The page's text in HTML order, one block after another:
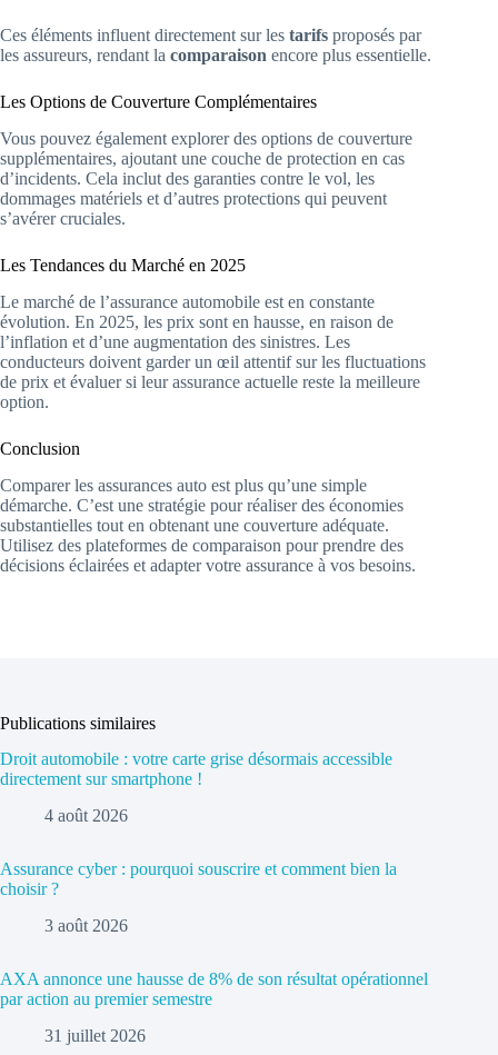
Ces éléments influent directement sur les tarifs proposés par
les assureurs, rendant la comparaison encore plus essentielle.
Les Options de Couverture Complémentaires
Vous pouvez également explorer des options de couverture
supplémentaires, ajoutant une couche de protection en cas
d’incidents. Cela inclut des garanties contre le vol, les
dommages matériels et d’autres protections qui peuvent
s’avérer cruciales.
Les Tendances du Marché en 2025
Le marché de l’assurance automobile est en constante
évolution. En 2025, les prix sont en hausse, en raison de
l’inflation et d’une augmentation des sinistres. Les
conducteurs doivent garder un œil attentif sur les fluctuations
de prix et évaluer si leur assurance actuelle reste la meilleure
option.
Conclusion
Comparer les assurances auto est plus qu’une simple
démarche. C’est une stratégie pour réaliser des économies
substantielles tout en obtenant une couverture adéquate.
Utilisez des plateformes de comparaison pour prendre des
décisions éclairées et adapter votre assurance à vos besoins.
Publications similaires
Droit automobile : votre carte grise désormais accessible
directement sur smartphone !
4 août 2026
Assurance cyber : pourquoi souscrire et comment bien la
choisir ?
3 août 2026
AXA annonce une hausse de 8% de son résultat opérationnel
par action au premier semestre
31 juillet 2026